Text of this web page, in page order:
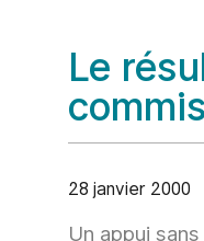
Le
28 janvier 2000
Un appui